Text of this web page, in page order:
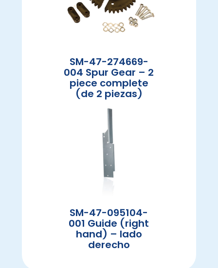
SM-47-274669-
004 Spur Gear – 2
piece complete
(de 2 piezas)
SM-47-095104-
001 Guide (right
hand) – lado
derecho